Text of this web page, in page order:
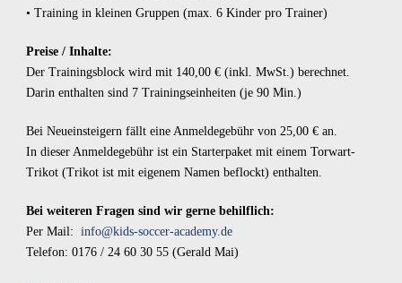
• Training in kleinen Gruppen (max. 6 Kinder pro Trainer)
Preise / Inhalte:
Der Trainingsblock wird mit 140,00 € (inkl. MwSt.) berechnet.
Darin enthalten sind 7 Trainingseinheiten (je 90 Min.)
Bei Neueinsteigern fällt eine Anmeldegebühr von 25,00 € an.
In dieser Anmeldegebühr ist ein Starterpaket mit einem Torwart-
Trikot (Trikot ist mit eigenem Namen beflockt) enthalten.
Bei weiteren Fragen sind wir gerne behilflich:
Per Mail: info@kids-soccer-academy.de
Telefon: 0176 / 24 60 30 55 (Gerald Mai)